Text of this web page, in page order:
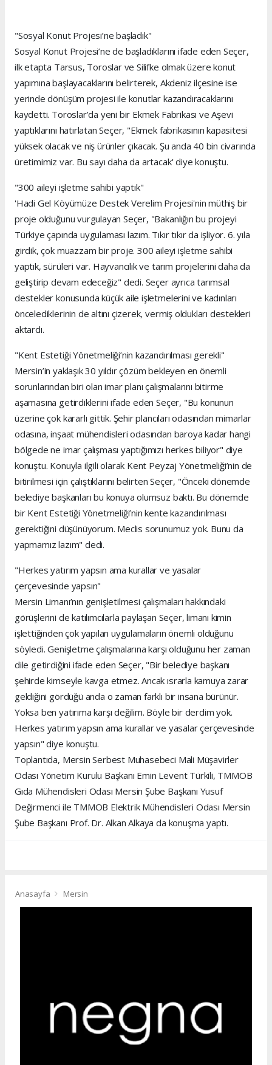
"Sosyal Konut Projesi’ne başladık"
Sosyal Konut Projesi’ne de başladıklarını ifade eden Seçer,
ilk etapta Tarsus, Toroslar ve Silifke olmak üzere konut
yapımına başlayacaklarını belirterek, Akdeniz ilçesine ise
yerinde dönüşüm projesi ile konutlar kazandıracaklarını
kaydetti. Toroslar’da yeni bir Ekmek Fabrikası ve Aşevi
yaptıklarını hatırlatan Seçer, "Ekmek fabrikasının kapasitesi
yüksek olacak ve niş ürünler çıkacak. Şu anda 40 bin civarında
üretimimiz var. Bu sayı daha da artacak' diye konuştu.
"300 aileyi işletme sahibi yaptık"
'Hadi Gel Köyümüze Destek Verelim Projesi'nin müthiş bir
proje olduğunu vurgulayan Seçer, "Bakanlığın bu projeyi
Türkiye çapında uygulaması lazım. Tıkır tıkır da işliyor. 6. yıla
girdik, çok muazzam bir proje. 300 aileyi işletme sahibi
yaptık, sürüleri var. Hayvancılık ve tarım projelerini daha da
geliştirip devam edeceğiz" dedi. Seçer ayrıca tarımsal
destekler konusunda küçük aile işletmelerini ve kadınları
öncelediklerinin de altını çizerek, vermiş oldukları destekleri
aktardı.
"Kent Estetiği Yönetmeliği’nin kazandırılması gerekli"
Mersin’in yaklaşık 30 yıldır çözüm bekleyen en önemli
sorunlarından biri olan imar planı çalışmalarını bitirme
aşamasına getirdiklerini ifade eden Seçer, "Bu konunun
üzerine çok kararlı gittik. Şehir plancıları odasından mimarlar
odasına, inşaat mühendisleri odasından baroya kadar hangi
bölgede ne imar çalışması yaptığımızı herkes biliyor" diye
konuştu. Konuyla ilgili olarak Kent Peyzaj Yönetmeliği’nin de
bitirilmesi için çalıştıklarını belirten Seçer, "Önceki dönemde
belediye başkanları bu konuya olumsuz baktı. Bu dönemde
bir Kent Estetiği Yönetmeliği’nin kente kazandırılması
gerektiğini düşünüyorum. Meclis sorunumuz yok. Bunu da
yapmamız lazım" dedi.
"Herkes yatırım yapsın ama kurallar ve yasalar
çerçevesinde yapsın"
Mersin Limanı’nın genişletilmesi çalışmaları hakkındaki
görüşlerini de katılımcılarla paylaşan Seçer, limanı kimin
işlettiğinden çok yapılan uygulamaların önemli olduğunu
söyledi. Genişletme çalışmalarına karşı olduğunu her zaman
dile getirdiğini ifade eden Seçer, "Bir belediye başkanı
şehirde kimseyle kavga etmez. Ancak ısrarla kamuya zarar
geldiğini gördüğü anda o zaman farklı bir insana bürünür.
Yoksa ben yatırıma karşı değilim. Böyle bir derdim yok.
Herkes yatırım yapsın ama kurallar ve yasalar çerçevesinde
yapsın" diye konuştu.
Toplantıda, Mersin Serbest Muhasebeci Mali Müşavirler
Odası Yönetim Kurulu Başkanı Emin Levent Türkili, TMMOB
Gıda Mühendisleri Odası Mersin Şube Başkanı Yusuf
Değirmenci ile TMMOB Elektrik Mühendisleri Odası Mersin
Şube Başkanı Prof. Dr. Alkan Alkaya da konuşma yaptı.
Anasayfa Mersin